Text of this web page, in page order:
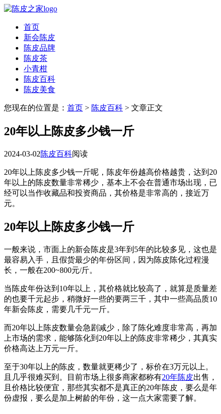
首页
新会陈皮
陈皮品牌
陈皮茶
小青柑
陈皮百科
陈皮美食
您现在的位置是： 首页 > 陈皮百科 > 文章正文
20年以上陈皮多少钱一斤
2024-03-02陈皮百科阅读
20年以上陈皮多少钱一斤呢，陈皮年份越高价格越贵，达到20
年以上的陈皮数量非常稀少，基本上不会在普通市场出现，已
经可以当作收藏品和投资商品，其价格是非常高的，接近万
元。
20年以上陈皮多少钱一斤
一般来说，市面上的新会陈皮是3年到5年的比较多见，这也是
最容易入手，且假货最少的年份区间，因为陈皮陈化过程漫
长，一般在200~800元/斤。
当陈皮年份达到10年以上，其价格就比较高了，就算是质量差
的也要千元起步，稍微好一些的要两三千，其中一些高品质10
年新会陈皮，需要几千元一斤。
而20年以上陈皮数量会急剧减少，除了陈化难度非常高，再加
上市场的需求，能够陈化到20年以上的陈皮非常稀少，其真实
价格高达上万元一斤。
至于30年以上的陈皮，数量就更稀少了，标价在3万元以上。
且几乎很难买到。目前市场上很多商家都称有20年陈皮出售，
且价格比较便宜，那些其实都不是真正的20年陈皮，要么是年
份虚报，要么是加上树龄的年份，这一点大家需要了解。